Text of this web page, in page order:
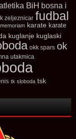
BiH bosna i
zeljeznicar fudbal
karate karate
kuglanje kuglaski
okk spars ok
utakmica
tk sloboda tsk